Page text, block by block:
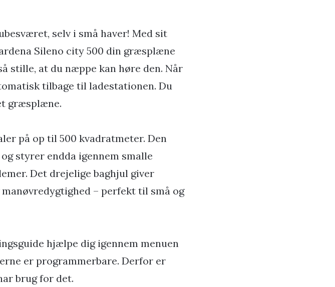
selv i små haver! Med sit
Sileno city 500 din græsplæne
stille, at du næppe kan høre den. Når
tilbage til ladestationen. Du
græsplæne.
på op til 500 kvadratmeter. Den
styrer endda igennem smalle
Det drejelige baghjul giver
– perfekt til små og
hjælpe dig igennem menuen
er programmerbare. Derfor er
brug for det.